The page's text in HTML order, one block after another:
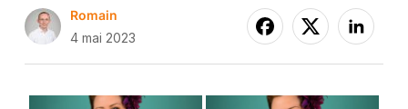
Romain
4 mai 2023